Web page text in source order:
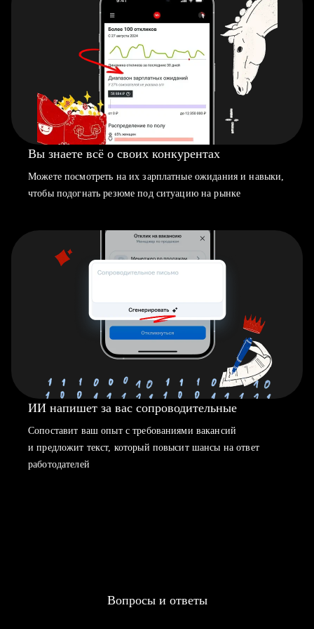
Вы знаете всё о своих конкурентах
Можете посмотреть на их зарплатные ожидания и навыки,
чтобы подогнать резюме под ситуацию на рынке
ИИ напишет за вас сопроводительные
Сопоставит ваш опыт с требованиями вакансий
и предложит текст, который повысит шансы на ответ
работодателей
Вопросы и ответы